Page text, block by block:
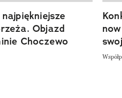
Objazd
Choczewo